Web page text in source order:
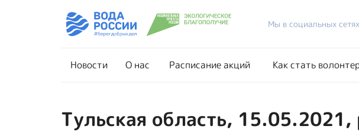
Мы в социальных сетях
Новости О нас Расписание акций Как стать
Новости О нас
Тульская область, 15.05.2021,